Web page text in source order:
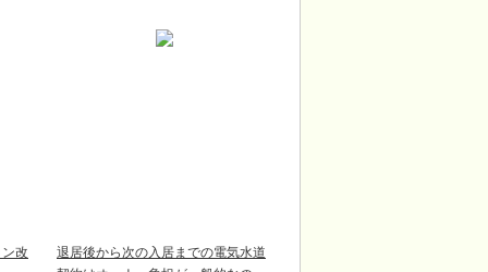
改
退居後から次の入居までの電気水道